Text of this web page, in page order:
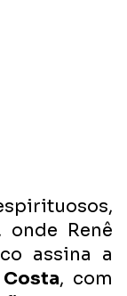
onde Renê
assina a
, com